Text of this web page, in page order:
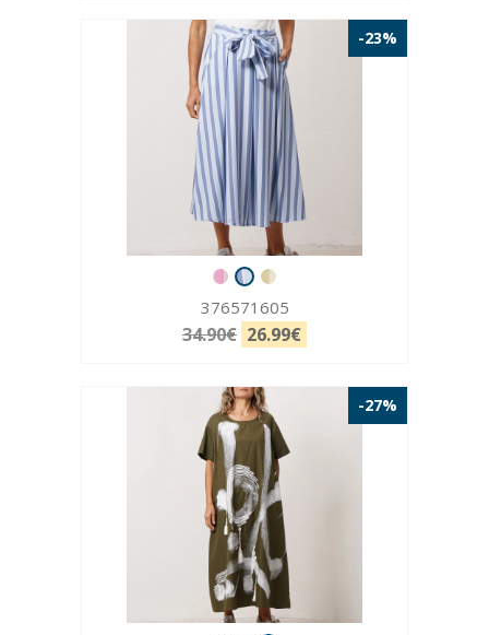
-23%
376571605
34.90€ 26.99€
-27%